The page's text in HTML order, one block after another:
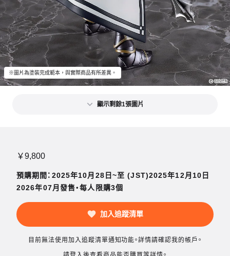
※圖片為塗裝完成範本，與實際商品有所差異。
顯示剩餘1張圖片
￥9,800
預購期間：2025年10月28日~至 (JST)2025年12月10日
2026年07月發售・每人限購3個
加入追蹤清單
目前無法使用加入追蹤清單通知功能。詳情請確認我的帳戶。